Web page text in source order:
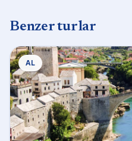
Benzer turlar
AL